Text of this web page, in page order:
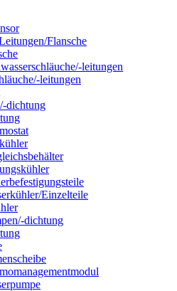
Flansche
leitungen
leitungen
dichtung
Einzelteile
dichtung